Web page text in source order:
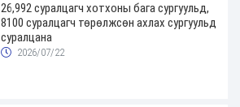
26,992 суралцагч хотхоны бага сургуульд,
8100 суралцагч төрөлжсөн ахлах сургуульд
суралцана
2026/07/22